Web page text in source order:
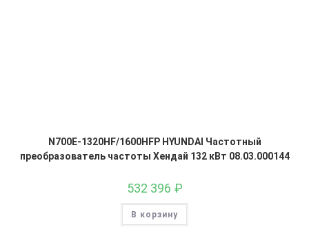
N700E-1320HF/1600HFP HYUNDAI Частотный
преобразователь частоты Хендай 132 кВт 08.03.000144
532 396 ₽
В корзину